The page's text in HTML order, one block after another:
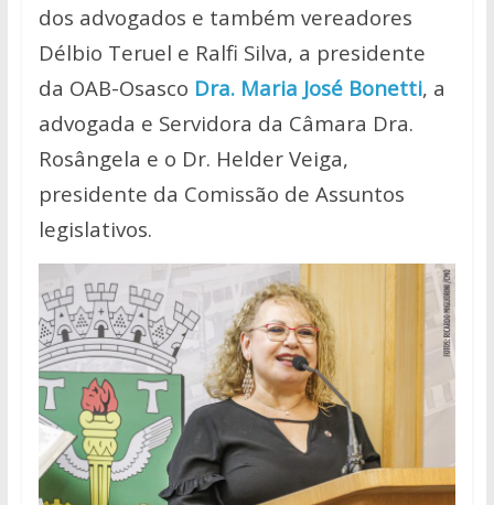
dos advogados e também vereadores
Délbio Teruel e Ralfi Silva, a presidente
da OAB-Osasco Dra. Maria José Bonetti, a
advogada e Servidora da Câmara Dra.
Rosângela e o Dr. Helder Veiga,
presidente da Comissão de Assuntos
legislativos.